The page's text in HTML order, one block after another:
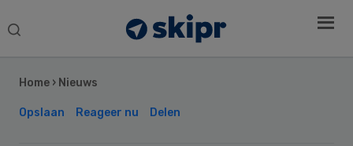
Search
Home › Nieuws
Opslaan Reageer nu Delen
Sidebar